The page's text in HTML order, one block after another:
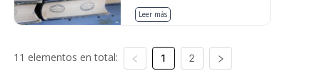
Leer más
11 elementos en total: 1 2